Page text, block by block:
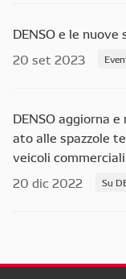
DENSO e le
20 set 2023
DENSO aggiorna
ato alle spazzole
veicoli
20 dic 2022
Su